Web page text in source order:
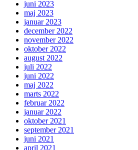
juni 2023
maj 2023
januar 2023
december 2022
november 2022
oktober 2022
august 2022
juli 2022
juni 2022
maj 2022
marts 2022
februar 2022
januar 2022
oktober 2021
september 2021
juni 2021
april 2021